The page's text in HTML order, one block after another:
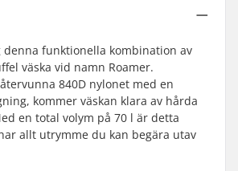
funktionella kombination av
väska vid namn Roamer.
840D nylonet med en
kommer väskan klara av hårda
en total volym på 70 l är detta
allt utrymme du kan begära utav